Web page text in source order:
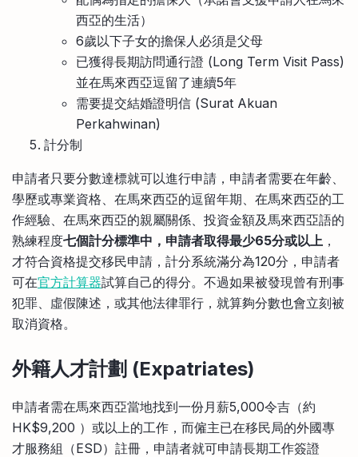
西亞的生活）
6歲以下子女的擔保人必須是父母
已獲得長期訪問通行證 (Long Term Visit Pass)
並在馬來西亞逗留了連續5年
需要提交結婚證明信 (Surat Akuan
Perkahwinan)
計分制
申請者只要分數達標就可以進行申請，申請者需要在年齡、
學歷或專業資格、在馬來西亞的逗留年期、在馬來西亞的工
作經驗、在馬來西亞的親屬關係、投資金額及馬來西亞語的
熟練程度七個計分標準中，申請者取得最少65分或以上 ，
才符合資格提交移民申請，計分系統滿分為120分，申請者
可在官方計算器試算自己的得分。不過如果被發現曾有刑事
犯罪、虛假陳述，或其他法律罪行，就算夠分數也會立刻被
取消資格。
外籍人才計劃 (Expatriates)
申請者需在馬來西亞當地找到一份月薪5,000令吉（約
HK$9,200 ）或以上的工作，而僱主已在移民局的外國專
才服務組（ESD）註冊，申請者就可申請長期工作簽證